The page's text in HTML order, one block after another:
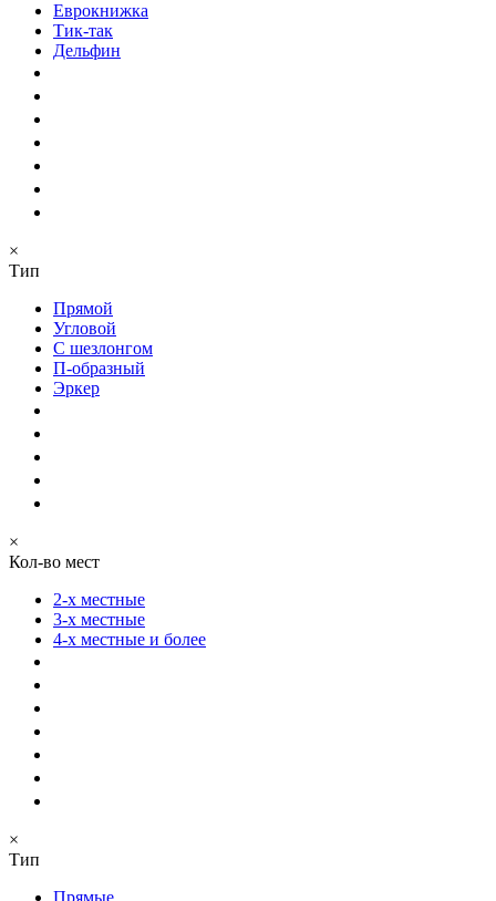
Еврокнижка
Тик-так
Дельфин
×
Тип
Прямой
Угловой
С шезлонгом
П-образный
Эркер
×
Кол-во мест
2-х местные
3-х местные
4-х местные и более
×
Тип
Прямые